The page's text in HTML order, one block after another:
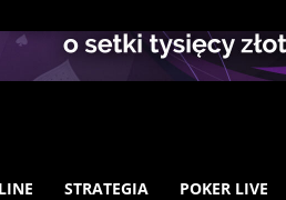
STRATEGIA POKER LIVE